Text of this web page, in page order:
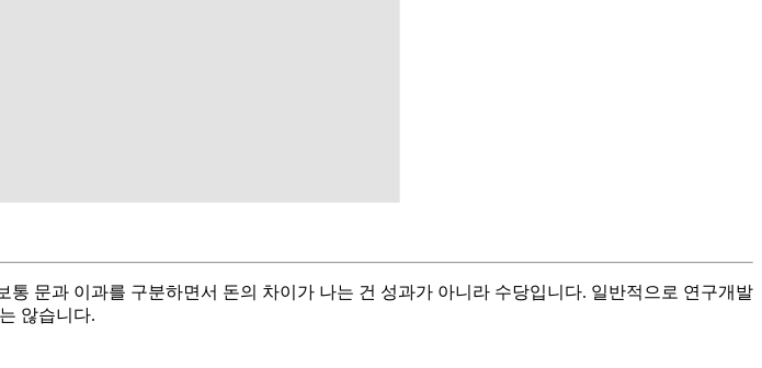
문과 이과를 구분하면서 돈의 차이가 나는 건 성과가 아니라 수당입니다. 일반적으로 연구개발
않습니다.